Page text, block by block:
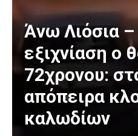
Άνω Λιόσια
εξιχνίαση ο
72χρονου:
απόπειρα
καλωδίων